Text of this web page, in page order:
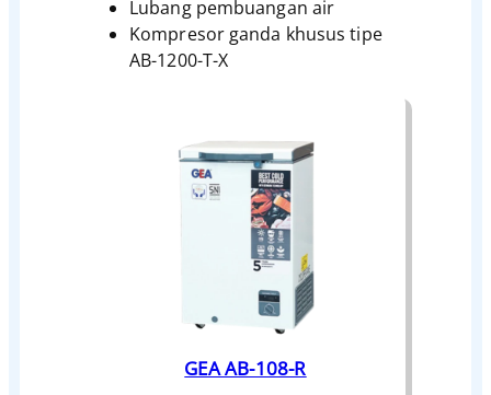
Lubang pembuangan air
Kompresor ganda khusus tipe
AB-1200-T-X
GEA AB-108-R